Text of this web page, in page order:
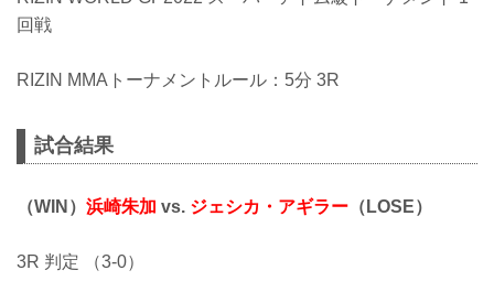
回戦
RIZIN MMAトーナメントルール：5分 3R
試合結果
（WIN） 浜崎朱加 vs. ジェシカ・アギラー （LOSE）
3R 判定 （3-0）